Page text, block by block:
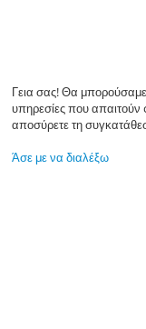
Γεια σας! Θα
υπηρεσίες που
αποσύρετε τη
Άσε με να διαλέξω